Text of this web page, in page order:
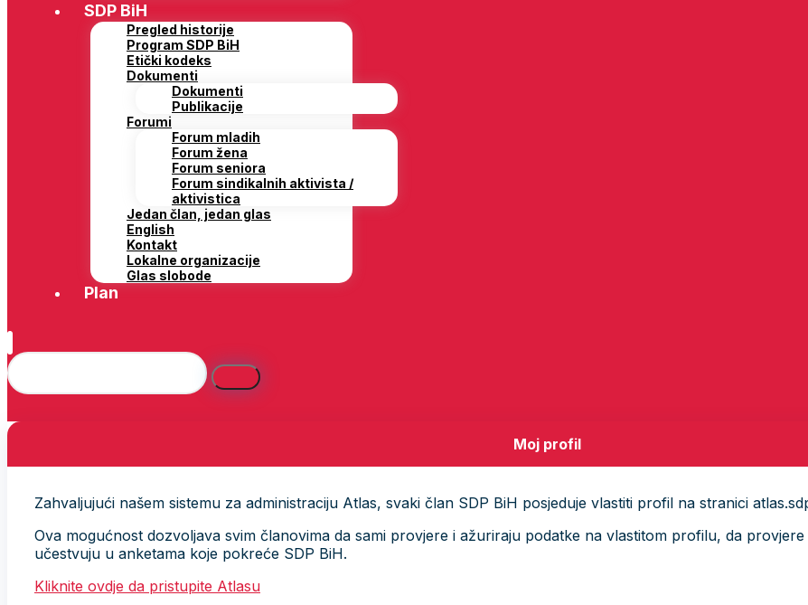
SDP BiH
Pregled historije
Program SDP BiH
Etički kodeks
Dokumenti
Dokumenti
Publikacije
Forumi
Forum mladih
Forum žena
Forum seniora
Forum sindikalnih aktivista /
aktivistica
Jedan član, jedan glas
English
Kontakt
Lokalne organizacije
Glas slobode
Plan
Moj profil
Zahvaljujući našem sistemu za administraciju Atlas, svaki član SDP BiH posjeduje vlastiti profil na stranici
Ova mogućnost dozvoljava svim članovima da sami provjere i ažuriraju podatke na vlastitom profilu, da
učestvuju u anketama koje pokreće SDP BiH.
Kliknite ovdje da pristupite Atlasu